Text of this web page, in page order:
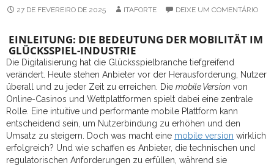
27 DE FEVEREIRO DE 2025 ITAFORTE DEIXE UM COMENTÁRIO
EINLEITUNG: DIE BEDEUTUNG DER MOBILITÄT IM
GLÜCKSSPIEL-INDUSTRIE
Die Digitalisierung hat die Glücksspielbranche tiefgreifend
verändert. Heute stehen Anbieter vor der Herausforderung, Nutzer
überall und zu jeder Zeit zu erreichen. Die mobile Version von
Online-Casinos und Wettplattformen spielt dabei eine zentrale
Rolle. Eine intuitive und performante mobile Plattform kann
entscheidend sein, um Nutzerbindung zu erhöhen und den
Umsatz zu steigern. Doch was macht eine mobile version wirklich
erfolgreich? Und wie schaffen es Anbieter, die technischen und
regulatorischen Anforderungen zu erfüllen, während sie